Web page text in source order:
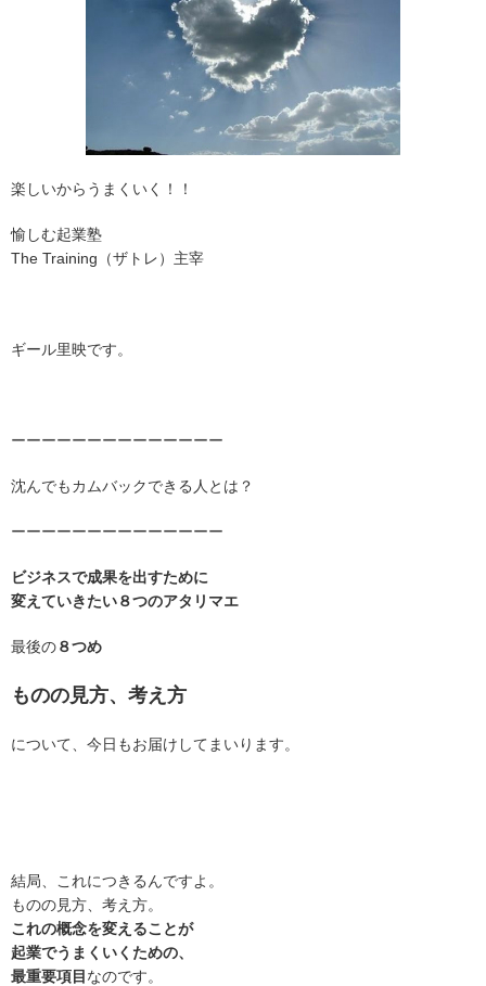
楽しいからうまくいく！！
愉しむ起業塾
The Training（ザトレ）主宰
ギール里映です。
ーーーーーーーーーーーーーー
沈んでもカムバックできる人とは？
ーーーーーーーーーーーーーー
ビジネスで成果を出すために
変えていきたい８つのアタリマエ
最後の８つめ
ものの見方、考え方
について、今日もお届けしてまいります。
結局、これにつきるんですよ。
ものの見方、考え方。
これの概念を変えることが
起業でうまくいくための、
最重要項目 なのです。